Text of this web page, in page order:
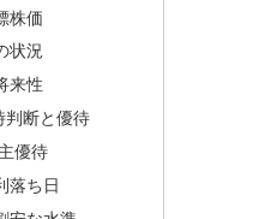
株価
状況
来性
判断と優待
優待
落ち日